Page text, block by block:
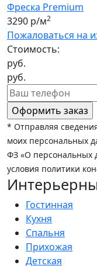
Фреска Premium
3290 р/м2
Пожаловаться на
Стоимость:
руб.
руб.
* Отправляя
моих персональных
ФЗ «О персональных
условия политики
Гостинная
Кухня
Спальня
Прихожая
Детская